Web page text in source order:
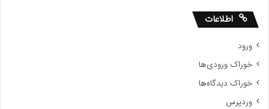
اطلاعات
ورود
خوراک ورودی‌ها
خوراک دیدگاه‌ها
وردپرس